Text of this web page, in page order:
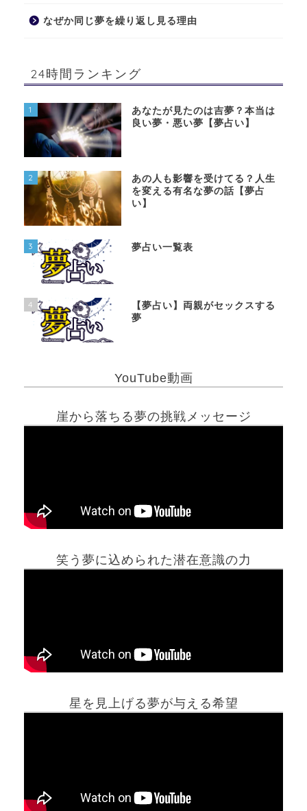
なぜか同じ夢を繰り返し見る理由
24時間ランキング
1
あなたが見たのは吉夢？本当は
良い夢・悪い夢【夢占い】
2
あの人も影響を受けてる？人生
を変える有名な夢の話【夢占
い】
3 夢占い一覧表
4
【夢占い】両親がセックスする
夢
YouTube動画
崖から落ちる夢の挑戦メッセージ
笑う夢に込められた潜在意識の力
星を見上げる夢が与える希望
ホーム